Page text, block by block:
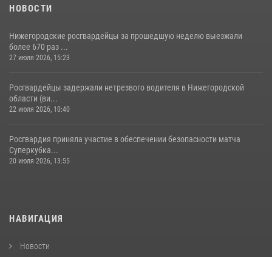
НОВОСТИ
Нижегородские росгвардейцы за прошедшую неделю выезжали
более 670 раз ...
27 июля 2026, 15:23
Росгвардейцы задержали нетрезвого водителя в Нижегородской
области (ви...
22 июля 2026, 10:40
Росгвардия приняла участие в обеспечении безопасности матча
Суперкубка...
20 июля 2026, 13:55
НАВИГАЦИЯ
Новости